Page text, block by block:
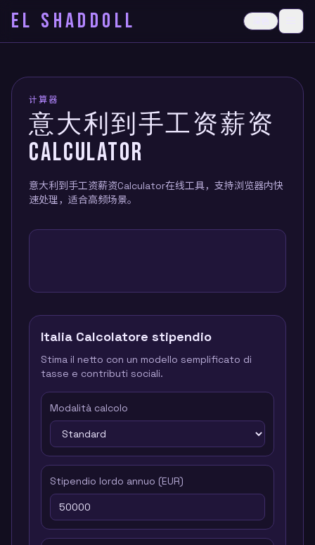
EL SHADDOLL 打
计算器
意大利到手工资薪资
CALCULATOR
意大利到手工资薪资Calculator在线工具，支持浏览器内快
速处理，适合高频场景。
Italia Calcolatore stipendio
Stima il netto con un modello semplificato di
tasse e contributi sociali.
Modalità calcolo
Stipendio lordo annuo (EUR)